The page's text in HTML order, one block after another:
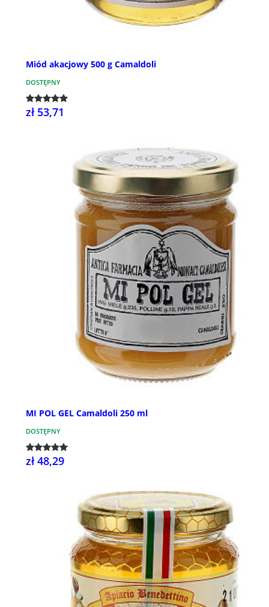
Miód akacjowy 500 g Camaldoli
DOSTĘPNY
zł 53,71
MI POL GEL Camaldoli 250 ml
DOSTĘPNY
zł 48,29